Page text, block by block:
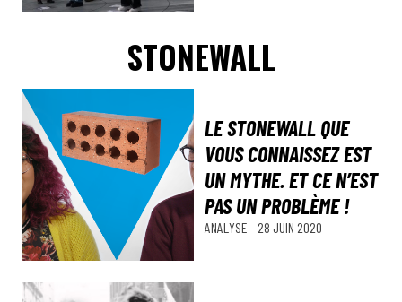
STONEWALL
LE STONEWALL QUE
VOUS CONNAISSEZ EST
UN MYTHE. ET CE N’EST
PAS UN PROBLÈME !
ANALYSE - 28 JUIN 2020